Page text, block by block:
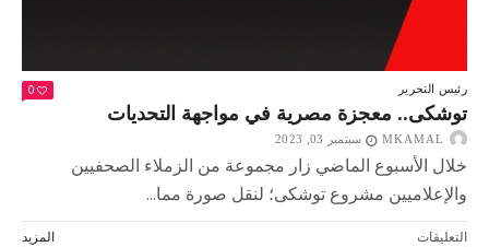
رئيس التحرير 0
توشكى.. معجزة مصرية في مواجهة التحديات
MKAMAL سبتمبر 03, 2023
خلال الأسبوع الماضي زار مجموعة من الزملاء الصحفيين
والإعلاميين مشروع توشكى؛ لنقل صورة مما...
المزيد التعليقاتعلى